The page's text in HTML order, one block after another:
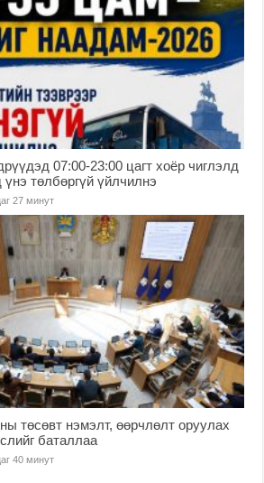
07:00-23:00 цагт хоёр чиглэлд
үнэ төлбөргүй үйлчилнэ
27 минут
төсөвт нэмэлт, өөрчлөлт оруулах
баталлаа
40 минут